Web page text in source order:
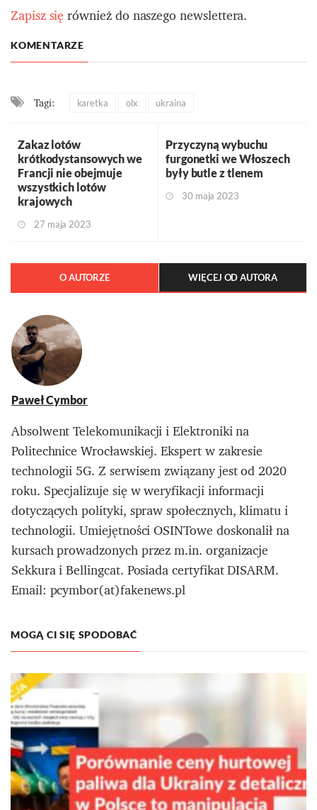
Zapisz sięrównież do naszego newslettera.
KOMENTARZE
Tagi: karetka olx ukraina
Zakaz lotów
krótkodystansowych we
Francji nie obejmuje
wszystkich lotów
krajowych
27 maja 2023
Przyczyną wybuchu
furgonetki we Włoszech
były butle z tlenem
30 maja 2023
O AUTORZE WIĘCEJ OD AUTORA
Paweł Cymbor
Absolwent Telekomunikacji i Elektroniki na
Politechnice Wrocławskiej. Ekspert w zakresie
technologii 5G. Z serwisem związany jest od 2020
roku. Specjalizuje się w weryfikacji informacji
dotyczących polityki, spraw społecznych, klimatu i
technologii. Umiejętności OSINTowe doskonalił na
kursach prowadzonych przez m.in. organizacje
Sekkura i Bellingcat. Posiada certyfikat DISARM.
Email: pcymbor(at)fakenews.pl
MOGĄ CI SIĘ SPODOBAĆ